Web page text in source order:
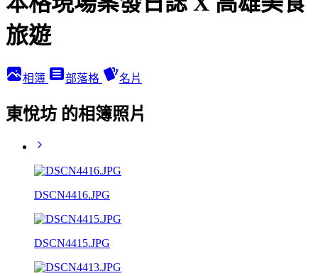
旅遊
相簿 部落格 名片
東悅坊 的相簿照片
DSCN4416.JPG
DSCN4415.JPG